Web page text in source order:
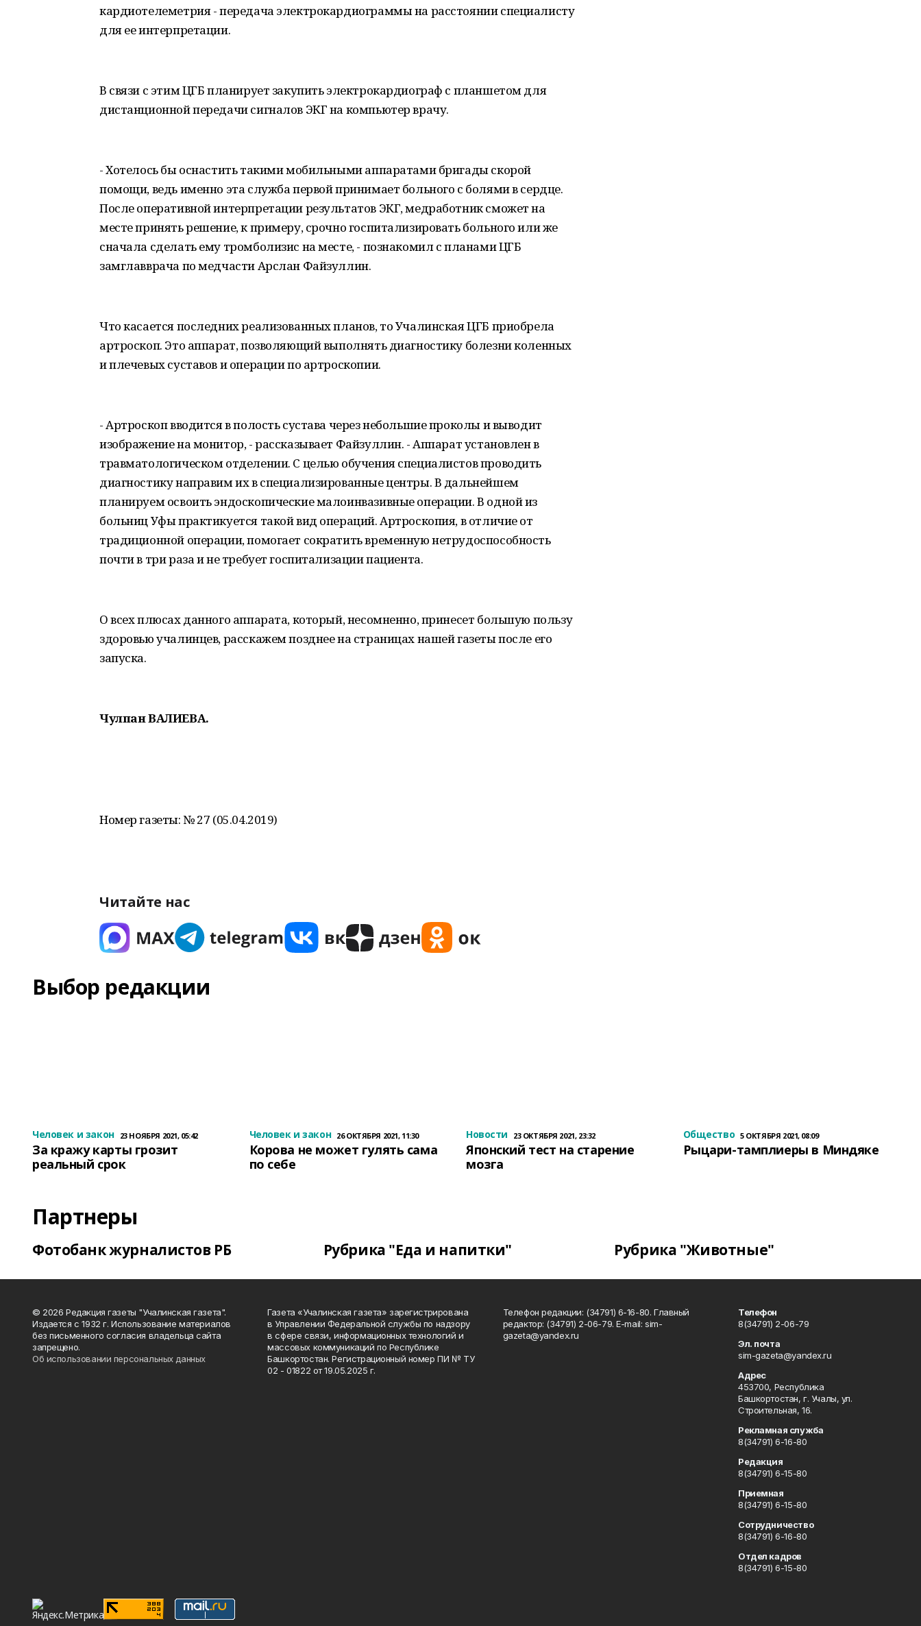
кардиотелеметрия - передача электрокардиограммы на расстоянии специалисту
для ее интерпретации.
В связи с этим ЦГБ планирует закупить электрокардиограф с планшетом для
дистанционной передачи сигналов ЭКГ на компьютер врачу.
- Хотелось бы оснастить такими мобильными аппаратами бригады скорой
помощи, ведь именно эта служба первой принимает больного с болями в сердце.
После оперативной интерпретации результатов ЭКГ, медработник сможет на
месте принять решение, к примеру, срочно госпитализировать больного или же
сначала сделать ему тромболизис на месте, - познакомил с планами ЦГБ
замглавврача по медчасти Арслан Файзуллин.
Что касается последних реализованных планов, то Учалинская ЦГБ приобрела
артроскоп. Это аппарат, позволяющий выполнять диагностику болезни коленных
и плечевых суставов и операции по артроскопии.
- Артроскоп вводится в полость сустава через небольшие проколы и выводит
изображение на монитор, - рассказывает Файзуллин. - Аппарат установлен в
травматологическом отделении. С целью обучения специалистов проводить
диагностику направим их в специализированные центры. В дальнейшем
планируем освоить эндоскопические малоинвазивные операции. В одной из
больниц Уфы практикуется такой вид операций. Артроскопия, в отличие от
традиционной операции, помогает сократить временную нетрудоспособность
почти в три раза и не требует госпитализации пациента.
О всех плюсах данного аппарата, который, несомненно, принесет большую пользу
здоровью учалинцев, расскажем позднее на страницах нашей газеты после его
запуска.
Чулпан ВАЛИЕВА.
Номер газеты: № 27 (05.04.2019)
Читайте нас
Выбор редакции
Человек и закон 23 НОЯБРЯ 2021, 05:42
За кражу карты грозит
реальный срок
Человек и закон 26 ОКТЯБРЯ 2021, 11:30
Корова не может гулять сама
по себе
Новости 23 ОКТЯБРЯ 2021, 23:32
Японский тест на старение
мозга
Общество 5 ОКТЯБРЯ 2021, 08:09
Рыцари-тамплиеры в Миндяке
Партнеры
Фотобанк журналистов РБ Рубрика "Еда и напитки" Рубрика "Животные"
© 2026 Редакция газеты "Учалинская газета".
Издается с 1932 г. Использование материалов
без письменного согласия владельца сайта
запрещено.
Об использовании персональных данных
Газета «Учалинская газета» зарегистрирована
в Управлении Федеральной службы по надзору
в сфере связи, информационных технологий и
массовых коммуникаций по Республике
Башкортостан. Регистрационный номер ПИ № ТУ
02 - 01822 от 19.05.2025 г.
Телефон редакции: (34791) 6-16-80. Главный
редактор: (34791) 2-06-79. Е-mаil: sim-
gazeta@yandex.ru
Телефон
8(34791) 2-06-79
Эл. почта
sim-gazeta@yandex.ru
Адрес
453700, Республика
Башкортостан, г. Учалы, ул.
Строительная, 16.
Рекламная служба
8(34791) 6-16-80
Редакция
8(34791) 6-15-80
Приемная
8(34791) 6-15-80
Сотрудничество
8(34791) 6-16-80
Отдел кадров
8(34791) 6-15-80